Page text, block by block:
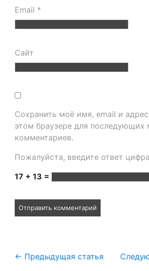
Email *
Сайт
Сохранить моё имя, email и
этом браузере для последующих
комментариев.
Пожалуйста, введите ответ
17 + 13 =
← Предыдущая статья